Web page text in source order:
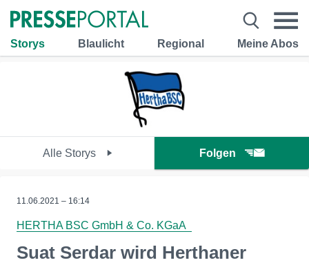
Storys Blaulicht Regional Meine Abos
Alle Storys Folgen
11.06.2021 – 16:14
HERTHA BSC GmbH & Co. KGaA
Suat Serdar wird Herthaner